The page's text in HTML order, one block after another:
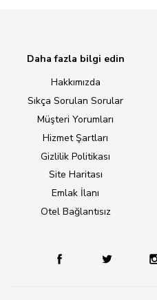
Daha fazla bilgi edin
Hakkımızda
Sıkça Sorulan Sorular
Müşteri Yorumları
Hizmet Şartları
Gizlilik Politikası
Site Haritası
Emlak İlanı
Otel Bağlantısız